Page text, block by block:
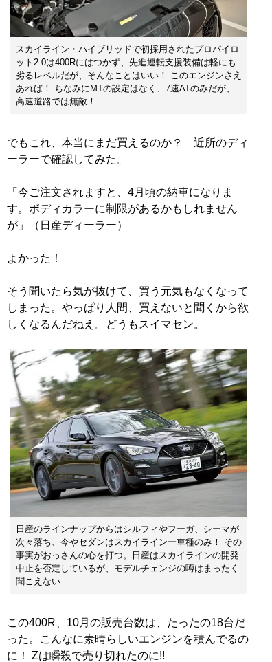
スカイライン・ハイブリッドで初採用されたプロパイロ
ット2.0は400Rにはつかず、先進運転支援装備は軽にも
劣るレベルだが、そんなことはいい！ このエンジンさえ
あれば！ ちなみにMTの設定はなく、7速ATのみだが、
高速道路では無敵！
でもこれ、本当にまだ買えるのか？ 近所のディ
ーラーで確認してみた。
「今ご注文されますと、4月頃の納車になりま
す。ボディカラーに制限があるかもしれません
が」（日産ディーラー）
よかった！
そう聞いたら気が抜けて、買う元気もなくなって
しまった。やっぱり人間、買えないと聞くから欲
しくなるんだねえ。どうもスイマセン。
日産のラインナップからはシルフィやフーガ、シーマが
次々落ち、今やセダンはスカイライン一車種のみ！ その
事実がおっさんの心を打つ。日産はスカイラインの開発
中止を否定しているが、モデルチェンジの噂はまったく
聞こえない
この400R、10月の販売台数は、たったの18台だ
った。こんなに素晴らしいエンジンを積んでるの
に！ Zは瞬殺で売り切れたのに!!